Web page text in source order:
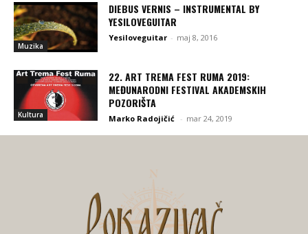
Muzika
DIEBUS VERNIS – INSTRUMENTAL BY
YESILOVEGUITAR
Yesiloveguitar - maj 8, 2016
Kultura
22. ART TREMA FEST RUMA 2019:
MEĐUNARODNI FESTIVAL AKADEMSKIH
POZORIŠTA
Marko Radojičić - mar 24, 2019